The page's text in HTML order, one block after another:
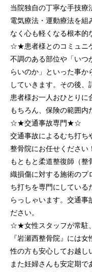
当院独自の丁寧な手技療
電気療法・運動療法を組
なく心も軽くなる根本的
☆★患者様とのコミュニ
不調のある部位や「いつ
らいのか」といった事
していきます。その後、
患者様お一人おひとりに
もちろん、保険の範囲内
☆★交通事故専門★☆
交通事故によるむち打ち
整骨院にお任せください！
もともと柔道整復師（整
織損傷に対する施術のプ
ち打ちを専門にしている
らっしゃいます。交通事
ださい。
☆★女性スタッフが常駐
『岩瀬西整骨院』には
性の方も安心してお越し
また妊婦さんも安定期